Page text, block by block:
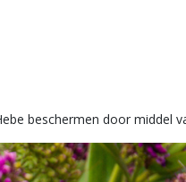
beschermen door middel